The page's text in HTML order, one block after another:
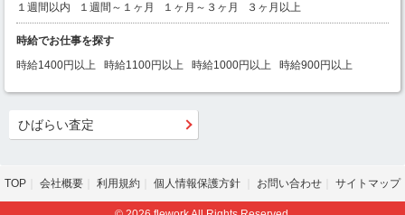
１週間以内
１週間～１ヶ月 １ヶ月～３ヶ月 ３ヶ月以上
時給でお仕事を探す
時給1400円以上
時給1100円以上 時給1000円以上 時給900円以上
ひばらい査定
TOP 会社概要 利用規約 個人情報保護方針 お問い合わせ サイトマップ